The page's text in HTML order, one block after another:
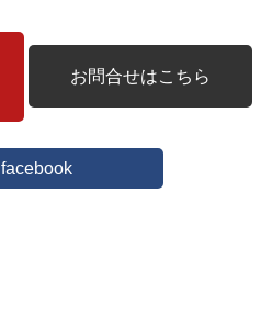
お問合せはこちら
facebook